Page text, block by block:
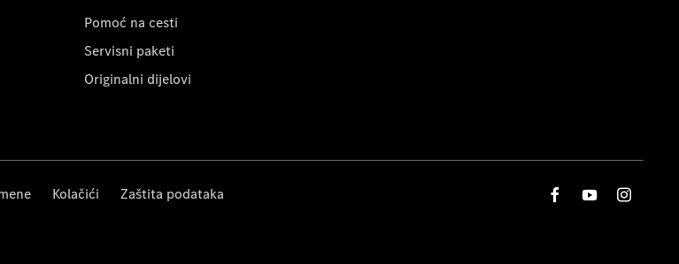
Pomoć na cesti
Servisni paketi
Originalni dijelovi
Kolačići Zaštita podataka